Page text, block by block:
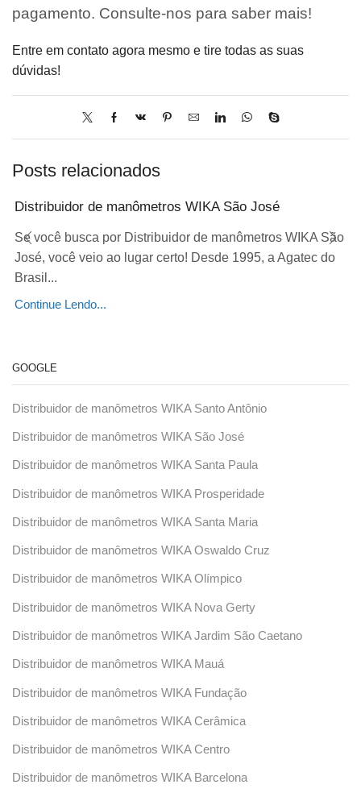
pagamento. Consulte-nos para saber mais!
Entre em contato agora mesmo e tire todas as suas
dúvidas!
Posts relacionados
Distribuidor de manômetros WIKA São José
Se você busca por Distribuidor de manômetros WIKA São
José, você veio ao lugar certo! Desde 1995, a Agatec do
Brasil...
Continue Lendo...
GOOGLE
Distribuidor de manômetros WIKA Santo Antônio
Distribuidor de manômetros WIKA São José
Distribuidor de manômetros WIKA Santa Paula
Distribuidor de manômetros WIKA Prosperidade
Distribuidor de manômetros WIKA Santa Maria
Distribuidor de manômetros WIKA Oswaldo Cruz
Distribuidor de manômetros WIKA Olímpico
Distribuidor de manômetros WIKA Nova Gerty
Distribuidor de manômetros WIKA Jardim São Caetano
Distribuidor de manômetros WIKA Mauá
Distribuidor de manômetros WIKA Fundação
Distribuidor de manômetros WIKA Cerâmica
Distribuidor de manômetros WIKA Centro
Distribuidor de manômetros WIKA Barcelona